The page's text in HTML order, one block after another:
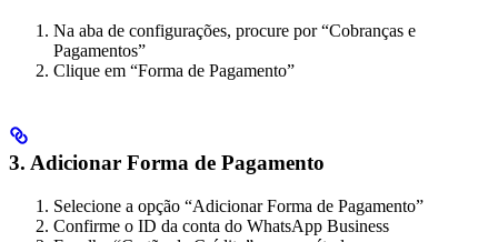
Na aba de configurações, procure por “Cobranças e
Pagamentos”
Clique em “Forma de Pagamento”
3. Adicionar Forma de Pagamento
Selecione a opção “Adicionar Forma de Pagamento”
Confirme o ID da conta do WhatsApp Business